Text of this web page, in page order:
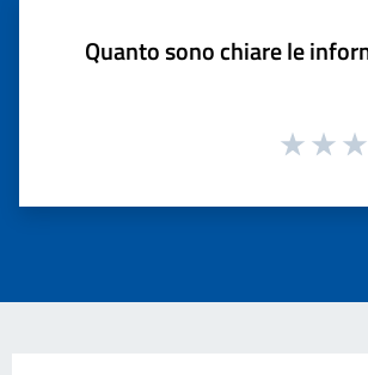
Quanto sono chiare le